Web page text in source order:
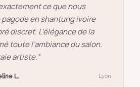
ce que nous
en shantung ivoire
discret. L’élégance de la
toute l’ambiance du salon.
artiste.”
L. Lyon